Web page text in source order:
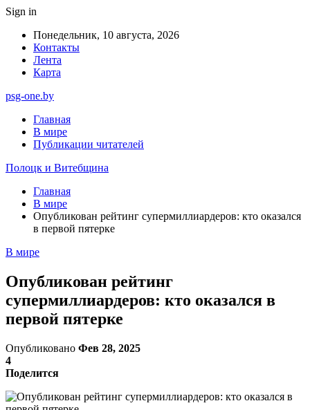
Sign in
Понедельник, 10 августа, 2026
Контакты
Лента
Карта
psg-one.by
Главная
В мире
Публикации читателей
Полоцк и Витебщина
Главная
В мире
Опубликован рейтинг супермиллиардеров: кто оказался
в первой пятерке
В мире
Опубликован рейтинг
супермиллиардеров: кто оказался в
первой пятерке
Опубликовано Фев 28, 2025
4
Поделится